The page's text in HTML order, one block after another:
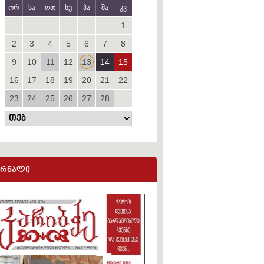
ორ სა ოთ ხუ პა შა კვ
1
2
3 4 5 6 7
8
9
10 11 12 13 14
15
16
17 18 19 20 21
22
23
24 25 26 27 28